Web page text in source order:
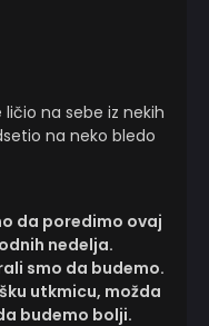
na sebe iz nekih
na neko bledo
da poredimo ovaj
nedelja.
smo da budemo.
utkmicu, možda
budemo bolji.